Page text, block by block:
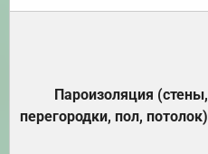
Пароизоляция (стены,
перегородки, пол, потолок)